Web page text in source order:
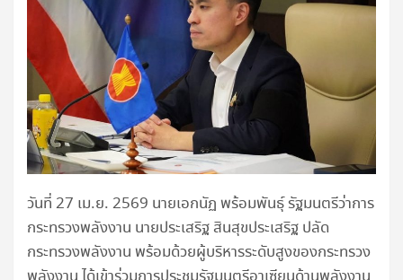
วันที่ 27 เม.ย. 2569 นายเอกนัฏ พร้อมพันธุ์ รัฐมนตรีว่าการ
กระทรวงพลังงาน นายประเสริฐ สินสุขประเสริฐ ปลัด
กระทรวงพลังงาน พร้อมด้วยผู้บริหารระดับสูงของกระทรวง